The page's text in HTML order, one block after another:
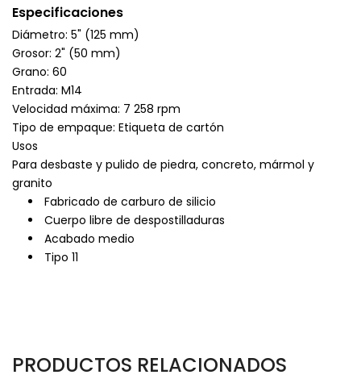
Especificaciones
Diámetro: 5" (125 mm)
Grosor: 2" (50 mm)
Grano: 60
Entrada: M14
Velocidad máxima: 7 258 rpm
Tipo de empaque: Etiqueta de cartón
Usos
Para desbaste y pulido de piedra, concreto, mármol y
granito
Fabricado de carburo de silicio
Cuerpo libre de despostilladuras
Acabado medio
Tipo 11
PRODUCTOS RELACIONADOS